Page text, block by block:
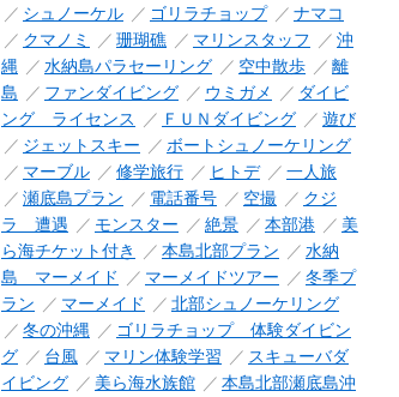
シュノーケル
ゴリラチョップ
ナマコ
クマノミ
珊瑚礁 マリンスタッフ
沖
縄
水納島パラセーリング 空中散歩
離
島
ファンダイビング ウミガメ
ダイビ
ング ライセンス
ＦＵＮダイビング
遊び
ジェットスキー
ボートシュノーケリング
マーブル
修学旅行 ヒトデ
一人旅
瀬底島プラン
電話番号 空撮
クジ
ラ 遭遇
モンスター 絶景 本部港
美
ら海チケット付き
本島北部プラン
水納
島 マーメイド
マーメイドツアー
冬季プ
ラン
マーメイド
北部シュノーケリング
冬の沖縄
ゴリラチョップ 体験ダイビン
グ
台風 マリン体験学習
スキューバダ
イビング
美ら海水族館
本島北部瀬底島沖